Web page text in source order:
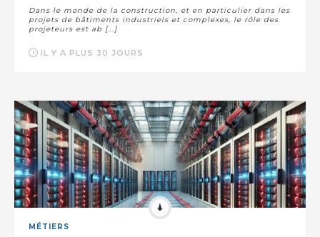
Dans le monde de la construction, et en particulier dans les
projets de bâtiments industriels et complexes, le rôle des
projeteurs est ab [...]
IL Y A PLUS 30 JOURS
MÉTIERS